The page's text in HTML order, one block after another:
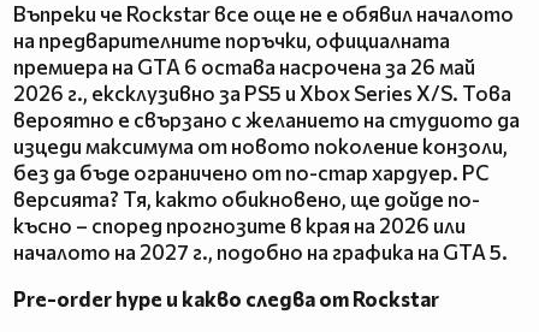
Въпреки че Rockstar все още не е обявил началото
на предварителните поръчки, официалната
премиера на GTA 6 остава насрочена за 26 май
2026 г., ексклузивно за PS5 и Xbox Series X/S. Това
вероятно е свързано с желанието на студиото да
изцеди максимума от новото поколение конзоли,
без да бъде ограничено от по-стар хардуер. PC
версията? Тя, както обикновено, ще дойде по-
късно – според прогнозите в края на 2026 или
началото на 2027 г., подобно на графика на GTA 5.
Pre-order hype и какво следва от Rockstar